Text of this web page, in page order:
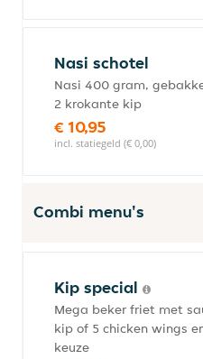
Nasi schotel
Nasi 400 gram,
2 krokante kip
€ 10,95
incl. statiegeld (€ 0,00)
Combi menu's
Kip special
Mega beker friet met
kip of 5 chicken wings
keuze